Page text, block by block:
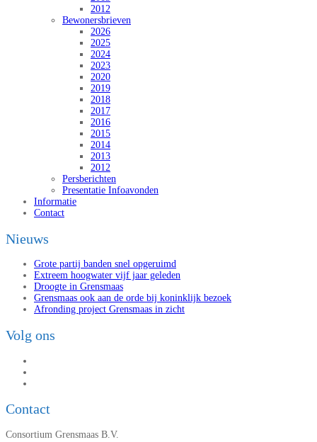
2012
Bewonersbrieven
2026
2025
2024
2023
2020
2019
2018
2017
2016
2015
2014
2013
2012
Persberichten
Presentatie Infoavonden
Informatie
Contact
Nieuws
Grote partij banden snel opgeruimd
Extreem hoogwater vijf jaar geleden
Droogte in Grensmaas
Grensmaas ook aan de orde bij koninklijk bezoek
Afronding project Grensmaas in zicht
Volg ons
Contact
Consortium Grensmaas B.V.